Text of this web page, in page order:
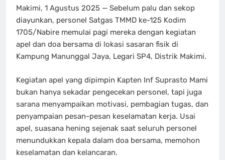
Makimi, 1 Agustus 2025 — Sebelum palu dan sekop
diayunkan, personel Satgas TMMD ke-125 Kodim
1705/Nabire memulai pagi mereka dengan kegiatan
apel dan doa bersama di lokasi sasaran fisik di
Kampung Manunggal Jaya, Legari SP4, Distrik Makimi.
Kegiatan apel yang dipimpin Kapten Inf Suprasto Mami
bukan hanya sekadar pengecekan personel, tapi juga
sarana menyampaikan motivasi, pembagian tugas, dan
penyampaian pesan-pesan keselamatan kerja. Usai
apel, suasana hening sejenak saat seluruh personel
menundukkan kepala dalam doa bersama, memohon
keselamatan dan kelancaran.